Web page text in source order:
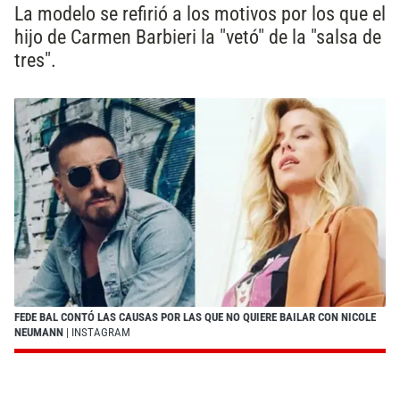
La modelo se refirió a los motivos por los que el
hijo de Carmen Barbieri la "vetó" de la "salsa de
tres".
FEDE BAL CONTÓ LAS CAUSAS POR LAS QUE NO QUIERE BAILAR CON NICOLE
NEUMANN | INSTAGRAM